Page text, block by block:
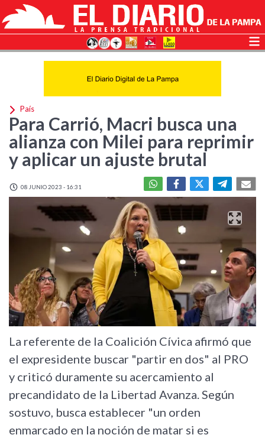
País
Para Carrió, Macri busca una
alianza con Milei para reprimir
y aplicar un ajuste brutal
08 JUNIO 2023 - 16:31
La referente de la Coalición Cívica afirmó que
el expresidente buscar "partir en dos" al PRO
y criticó duramente su acercamiento al
precandidato de la Libertad Avanza. Según
sostuvo, busca establecer "un orden
enmarcado en la noción de matar si es